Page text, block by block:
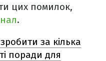
цих помилок,
.
за кілька
поради для